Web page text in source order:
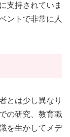
支持されていま
ントで非常に人
とは少し異なり
の研究、教育職
を生かしてメデ